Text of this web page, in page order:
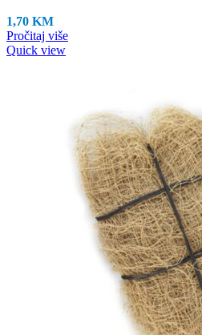
1,70 KM
Pročitaj više
Quick view